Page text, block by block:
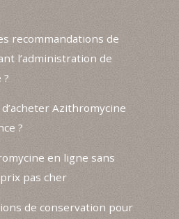
recommandations de
l’administration de
Azithromycine
?
en ligne sans
pas cher
de conservation pour